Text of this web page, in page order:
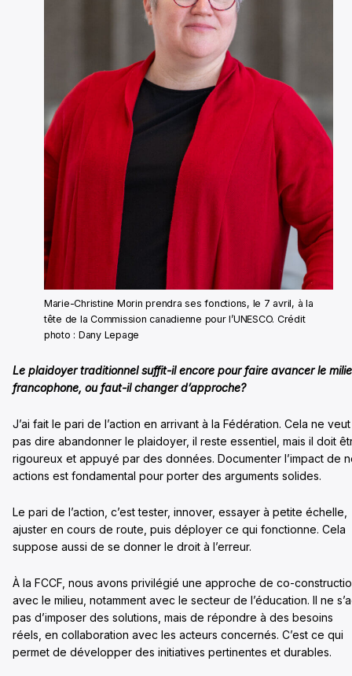
Marie-Christine Morin prendra ses fonctions, le 7 avril, à la
tête de la Commission canadienne pour l’UNESCO. Crédit
photo : Dany Lepage
Le plaidoyer traditionnel suffit-il encore pour faire avancer le
francophone, ou faut-il changer d’approche?
J’ai fait le pari de l’action en arrivant à la Fédération. Cela ne veut
pas dire abandonner le plaidoyer, il reste essentiel, mais il doit
rigoureux et appuyé par des données. Documenter l’impact de
actions est fondamental pour porter des arguments solides.
Le pari de l’action, c’est tester, innover, essayer à petite échelle,
ajuster en cours de route, puis déployer ce qui fonctionne. Cela
suppose aussi de se donner le droit à l’erreur.
À la FCCF, nous avons privilégié une approche de co-
avec le milieu, notamment avec le secteur de l’éducation. Il ne
pas d’imposer des solutions, mais de répondre à des besoins
réels, en collaboration avec les acteurs concernés. C’est ce qui
permet de développer des initiatives pertinentes et durables.